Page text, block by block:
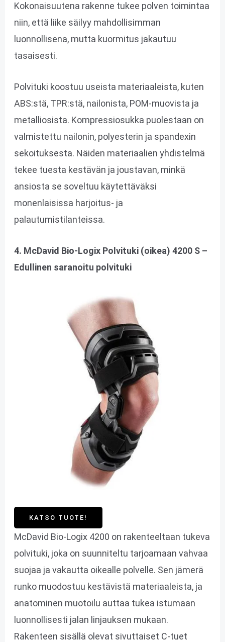
Kokonaisuutena rakenne tukee polven toimintaa
niin, että liike säilyy mahdollisimman
luonnollisena, mutta kuormitus jakautuu
tasaisesti.
Polvituki koostuu useista materiaaleista, kuten
ABS:stä, TPR:stä, nailonista, POM-muovista ja
metalliosista. Kompressiosukka puolestaan on
valmistettu nailonin, polyesterin ja spandexin
sekoituksesta. Näiden materiaalien yhdistelmä
tekee tuesta kestävän ja joustavan, minkä
ansiosta se soveltuu käytettäväksi
monenlaisissa harjoitus- ja
palautumistilanteissa.
4. McDavid Bio-Logix Polvituki (oikea) 4200 S –
Edullinen saranoitu polvituki
KATSO TUOTE!
McDavid Bio-Logix 4200 on rakenteeltaan tukeva
polvituki, joka on suunniteltu tarjoamaan vahvaa
suojaa ja vakautta oikealle polvelle. Sen jämerä
runko muodostuu kestävistä materiaaleista, ja
anatominen muotoilu auttaa tukea istumaan
luonnollisesti jalan linjauksen mukaan.
Rakenteen sisällä olevat sivuttaiset C-tuet